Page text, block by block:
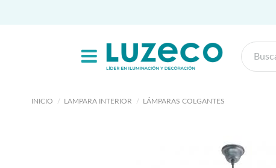
INICIO LAMPARA INTERIOR LÁMPARAS COLGANTES